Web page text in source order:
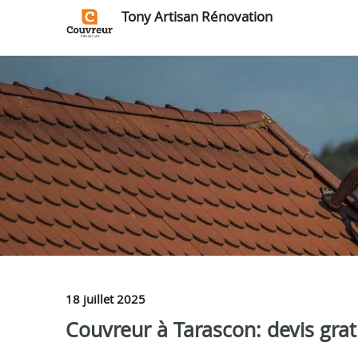
Tony Artisan Rénovation
18 juillet 2025
Couvreur à Tarascon: devis